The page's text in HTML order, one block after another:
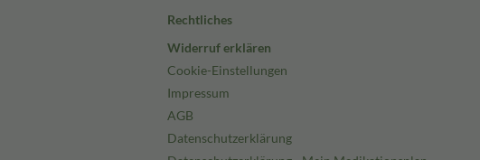
Rechtliches
Widerruf erklären
Cookie-Einstellungen
Impressum
AGB
Datenschutzerklärung